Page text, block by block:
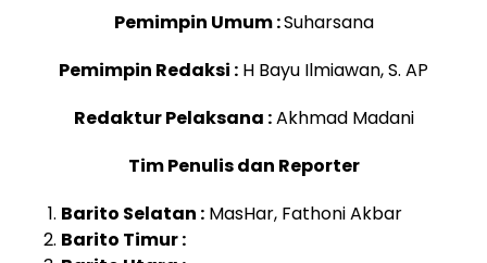
Pemimpin Umum :Suharsana
Pemimpin Redaksi : H Bayu Ilmiawan, S. AP
Redaktur Pelaksana :Akhmad Madani
Tim Penulis dan Reporter
Barito Selatan : MasHar, Fathoni Akbar
Barito Timur :